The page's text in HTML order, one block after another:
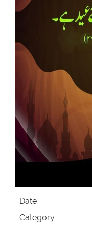
Magazine
Departments
Our Websites
More
Date
Category